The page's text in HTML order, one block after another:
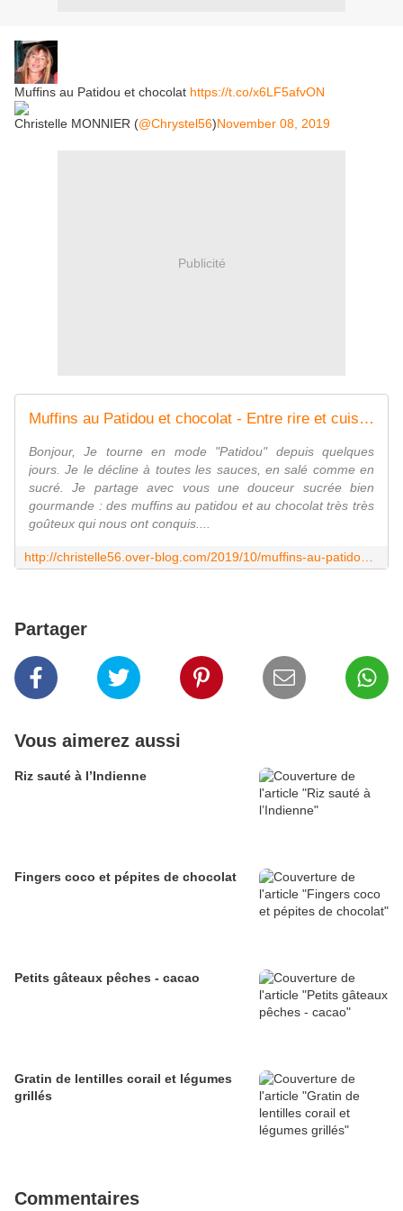
Muffins au Patidou et chocolat https://t.co/x6LF5afvON
Christelle MONNIER (@Chrystel56)November 08, 2019
Publicité
Muffins au Patidou et chocolat - Entre rire et cuisine
Bonjour, Je tourne en mode "Patidou" depuis quelques
jours. Je le décline à toutes les sauces, en salé comme en
sucré. Je partage avec vous une douceur sucrée bien
gourmande : des muffins au patidou et au chocolat très très
goûteux qui nous ont conquis....
Partager
Vous aimerez aussi
Riz sauté à l’Indienne
Fingers coco et pépites de chocolat
Petits gâteaux pêches - cacao
Gratin de lentilles corail et légumes
grillés
Commentaires